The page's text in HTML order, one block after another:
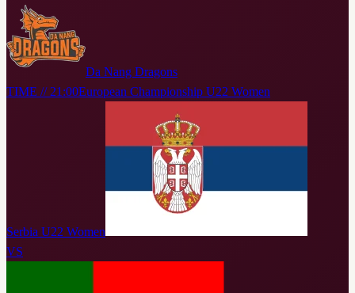
Da Nang Dragons
TIME // 21:00European Championship U22 Women
Serbia U22 Women
VS